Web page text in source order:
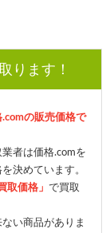
ります！
の販売価格で
者は価格.comを
決めています。
取価格」 で買取
い商品がありま